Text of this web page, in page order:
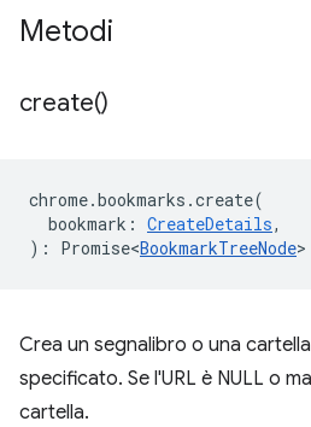
Metodi
create()
chrome.bookmarks .create(
bookmark : CreateDetails,
) : Promise<BookmarkTreeNode>
Crea un segnalibro o una
specificato. Se l'URL è NULL o
cartella.